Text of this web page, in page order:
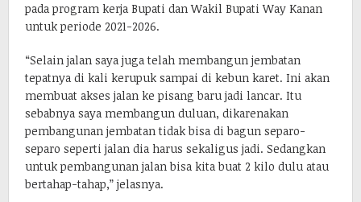
pada program kerja Bupati dan Wakil Bupati Way Kanan
untuk periode 2021-2026.
“Selain jalan saya juga telah membangun jembatan
tepatnya di kali kerupuk sampai di kebun karet. Ini akan
membuat akses jalan ke pisang baru jadi lancar. Itu
sebabnya saya membangun duluan, dikarenakan
pembangunan jembatan tidak bisa di bagun separo-
separo seperti jalan dia harus sekaligus jadi. Sedangkan
untuk pembangunan jalan bisa kita buat 2 kilo dulu atau
bertahap-tahap,” jelasnya.